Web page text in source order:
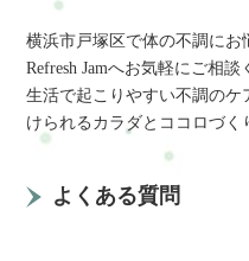
横浜市戸塚区で体の不調に
Refresh Jamへお気軽にご相
生活で起こりやすい不調の
けられるカラダとココロづく
よくある質問